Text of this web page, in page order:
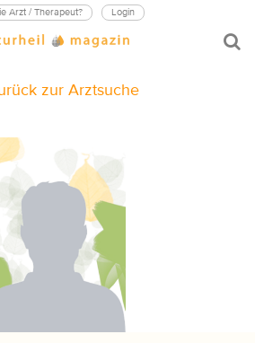
Arzt / Therapeut? Login
zur Arztsuche